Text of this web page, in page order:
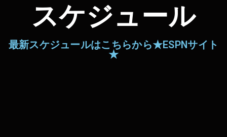
スケジュール
最新スケジュールはこちらから★ESPNサイト
★